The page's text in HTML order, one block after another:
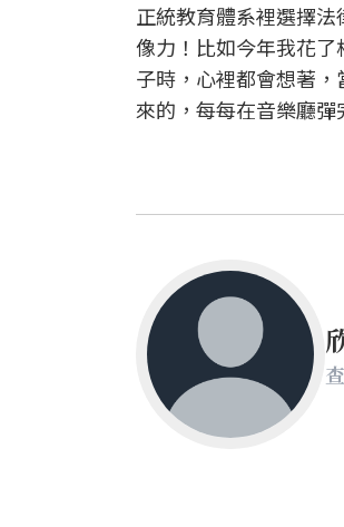
正統教育體系裡選擇
像力！比如今年我花
子時，心裡都會想著
來的，每每在音樂廳彈